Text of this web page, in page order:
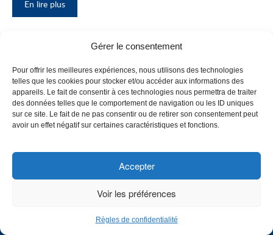
Gérer le consentement
Pour offrir les meilleures expériences, nous utilisons des technologies
telles que les cookies pour stocker et/ou accéder aux informations des
appareils. Le fait de consentir à ces technologies nous permettra de traiter
des données telles que le comportement de navigation ou les ID uniques
sur ce site. Le fait de ne pas consentir ou de retirer son consentement peut
avoir un effet négatif sur certaines caractéristiques et fonctions.
Accepter
Voir les préférences
Règles de confidentialité
En lire plus
bloc F
Le Collège de
Maisonneuve
a inauguré
CHOISISSEZ UN PROFIL